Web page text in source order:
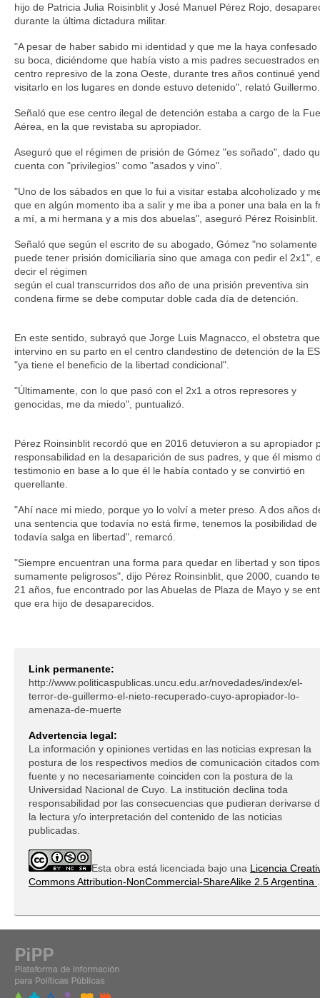
hijo de Patricia Julia Roisinblit y José Manuel Pérez Rojo,
durante la última dictadura militar.
"A pesar de haber sabido mi identidad y que me la haya confesado
su boca, diciéndome que había visto a mis padres secuestrados
centro represivo de la zona Oeste, durante tres años continué
visitarlo en los lugares en donde estuvo detenido", relató Guillermo.
Señaló que ese centro ilegal de detención estaba a cargo de la
Aérea, en la que revistaba su apropiador.
Aseguró que el régimen de prisión de Gómez "es soñado", dado
cuenta con "privilegios" como "asados y vino".
"Uno de los sábados en que lo fui a visitar estaba alcoholizado y
que en algún momento iba a salir y me iba a poner una bala en la
a mí, a mi hermana y a mis dos abuelas", aseguró Pérez Roisinblit.
Señaló que según el escrito de su abogado, Gómez "no solamente
puede tener prisión domiciliaria sino que amaga con pedir el 2x1",
decir el régimen
según el cual transcurridos dos año de una prisión preventiva sin
condena firme se debe computar doble cada día de detención.
En este sentido, subrayó que Jorge Luis Magnacco, el obstetra que
intervino en su parto en el centro clandestino de detención de la
"ya tiene el beneficio de la libertad condicional".
"Últimamente, con lo que pasó con el 2x1 a otros represores y
genocidas, me da miedo", puntualizó.
Pérez Roinsinblit recordó que en 2016 detuvieron a su apropiador
responsabilidad en la desaparición de sus padres, y que él mismo
testimonio en base a lo que él le había contado y se convirtió en
querellante.
"Ahí nace mi miedo, porque yo lo volví a meter preso. A dos años
una sentencia que todavía no está firme, tenemos la posibilidad de
todavía salga en libertad", remarcó.
"Siempre encuentran una forma para quedar en libertad y son tipos
sumamente peligrosos", dijo Pérez Roinsinblit, que 2000, cuando
21 años, fue encontrado por las Abuelas de Plaza de Mayo y se
que era hijo de desaparecidos.
Link permanente:
http://www.politicaspublicas.uncu.edu.ar/novedades/index/el-
terror-de-guillermo-el-nieto-recuperado-cuyo-apropiador-lo-
amenaza-de-muerte
Advertencia legal:
La información y opiniones vertidas en las noticias expresan la
postura de los respectivos medios de comunicación citados
fuente y no necesariamente coinciden con la postura de la
Universidad Nacional de Cuyo. La institución declina toda
responsabilidad por las consecuencias que pudieran derivarse
la lectura y/o interpretación del contenido de las noticias
publicadas.
Esta obra está licenciada bajo una Licencia
Commons Attribution-NonCommercial-ShareAlike 2.5 Argentina .